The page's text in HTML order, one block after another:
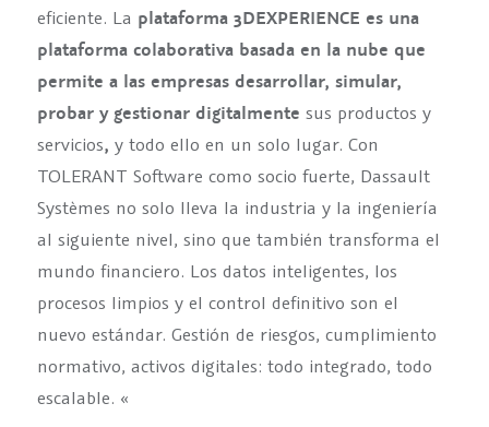
eficiente. La plataforma 3DEXPERIENCE es una
plataforma colaborativa basada en la nube que
permite a las empresas desarrollar, simular,
probar y gestionar digitalmente sus productos y
servicios, y todo ello en un solo lugar. Con
TOLERANT Software como socio fuerte, Dassault
Systèmes no solo lleva la industria y la ingeniería
al siguiente nivel, sino que también transforma el
mundo financiero. Los datos inteligentes, los
procesos limpios y el control definitivo son el
nuevo estándar. Gestión de riesgos, cumplimiento
normativo, activos digitales: todo integrado, todo
escalable. «